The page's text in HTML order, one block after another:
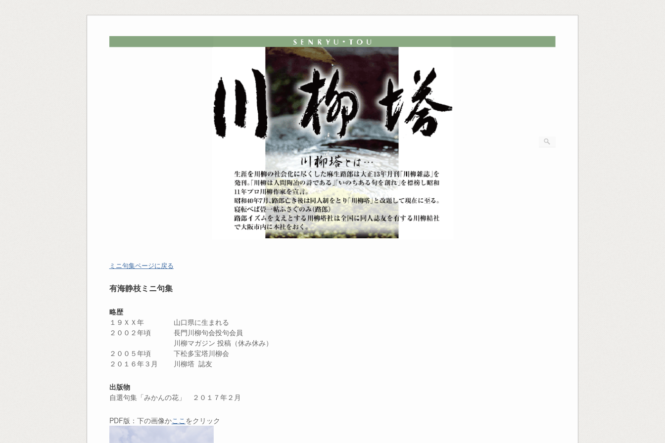
ミニ句集ページに戻る
有海静枝ミニ句集
略歴
１９ＸＸ年 山口県に生まれる
２００２年頃 長門川柳句会投句会員
川柳マガジン 投稿（休み休み）
２００５年頃 下松多宝塔川柳会
２０１６年３月 川柳塔 誌友
出版物
自選句集「みかんの花」 ２０１７年２月
PDF版：下の画像かここ をクリック